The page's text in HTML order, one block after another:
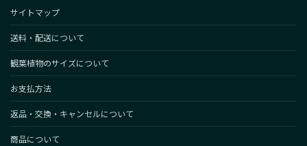
サイトマップ
送料・配送について
観葉植物のサイズについて
お支払方法
返品・交換・キャンセルについて
商品について